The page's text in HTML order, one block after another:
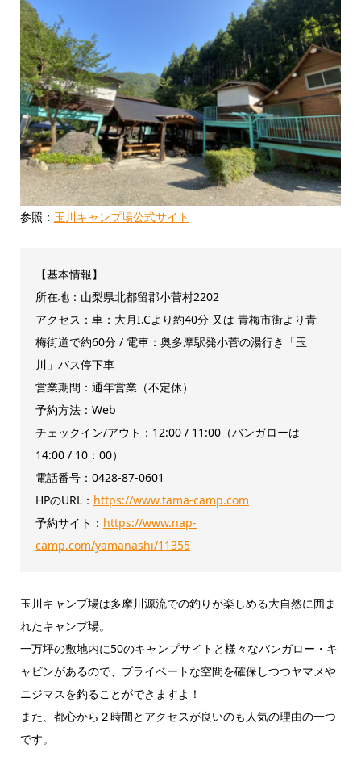
参照： 玉川キャンプ場公式サイト
【基本情報】
所在地：山梨県北都留郡小菅村2202
アクセス：車：大月I.Cより約40分 又は 青梅市街より青
梅街道で約60分 / 電車：奥多摩駅発小菅の湯行き「玉
川」バス停下車
営業期間：通年営業（不定休）
予約方法：Web
チェックイン/アウト：12:00 / 11:00（バンガローは
14:00 / 10：00）
電話番号：0428-87-0601
HPのURL： https://www.tama-camp.com
予約サイト： https://www.nap-
camp.com/yamanashi/11355
玉川キャンプ場は多摩川源流での釣りが楽しめる大自然に囲ま
れたキャンプ場。
一万坪の敷地内に50のキャンプサイトと様々なバンガロー・キ
ャビンがあるので、プライベートな空間を確保しつつヤマメや
ニジマスを釣ることができますよ！
また、都心から２時間とアクセスが良いのも人気の理由の一つ
です。